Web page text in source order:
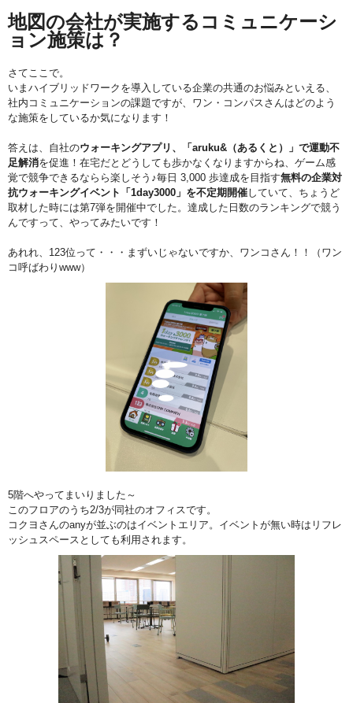
地図の会社が実施するコミュニケーシ
ョン施策は？
さてここで。
いまハイブリッドワークを導入している企業の共通のお悩みといえる、
社内コミュニケーションの課題ですが、ワン・コンパスさんはどのよう
な施策をしているか気になります！
答えは、自社のウォーキングアプリ、「aruku&（あるくと）」で運動不
足解消を促進！在宅だとどうしても歩かなくなりますからね、ゲーム感
覚で競争できるならら楽しそう♪毎日 3,000 歩達成を目指す無料の企業対
抗ウォーキングイベント「1day3000」を不定期開催していて、ちょうど
取材した時には第7弾を開催中でした。達成した日数のランキングで競う
んですって、やってみたいです！
あれれ、123位って・・・まずいじゃないですか、ワンコさん！！（ワン
コ呼ばわりwww）
5階へやってまいりました～
このフロアのうち2/3が同社のオフィスです。
コクヨさんのanyが並ぶのはイベントエリア。イベントが無い時はリフレ
ッシュスペースとしても利用されます。